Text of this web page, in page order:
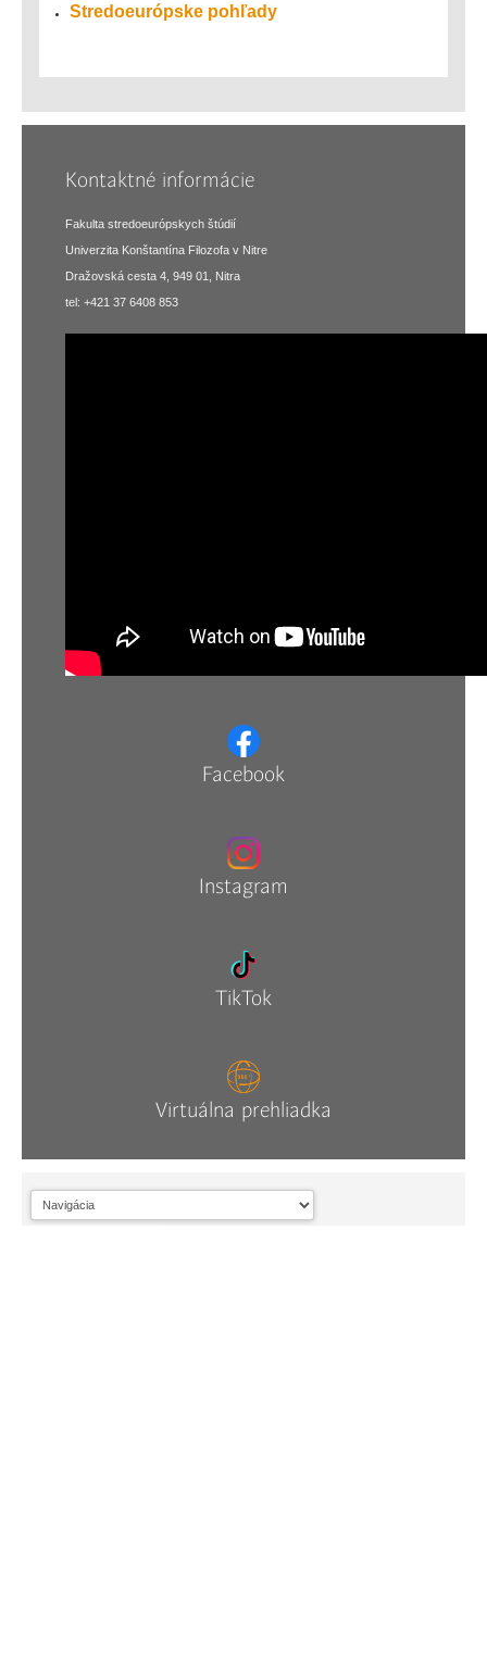
Stredoeurópske pohľady
Kontaktné informácie
Fakulta stredoeurópskych štúdií
Univerzita Konštantína Filozofa v Nitre
Dražovská cesta 4, 949 01, Nitra
tel: +421 37 6408 853
Facebook
Instagram
TikTok
Virtuálna prehliadka